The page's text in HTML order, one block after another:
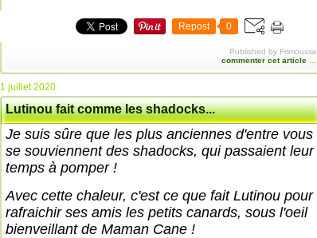
Repost 0
Published by Frimousse
commenter cet article
1 juillet 2020
Lutinou fait comme les shadocks...
Je suis sûre que les plus anciennes d'entre vous
se souviennent des shadocks, qui passaient leur
temps à pomper !
Avec cette chaleur, c'est ce que fait Lutinou pour
rafraichir ses amis les petits canards, sous l'oeil
bienveillant de Maman Cane !